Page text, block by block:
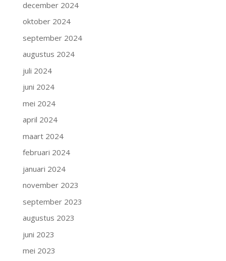
december 2024
oktober 2024
september 2024
augustus 2024
juli 2024
juni 2024
mei 2024
april 2024
maart 2024
februari 2024
januari 2024
november 2023
september 2023
augustus 2023
juni 2023
mei 2023